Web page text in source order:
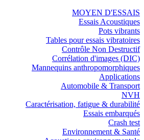
MOYEN D'ESSAIS
Essais Acoustiques
Pots vibrants
Tables pour essais vibratoires
Contrôle Non Destructif
Corrélation d'images (DIC)
Mannequins anthropomorphiques
Applications
Automobile & Transport
NVH
Caractérisation, fatigue & durabilité
Essais embarqués
Crash test
Environnement & Santé